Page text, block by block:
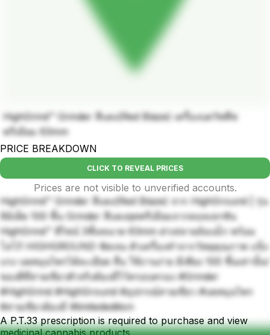
HighGrind™ Grinder สีแดง(Red Blaze) เครื่องบดวัชพืช
พรีเมียม 63mm
PRICE BREAKDOWN
CLICK TO REVEAL PRICES
Prices are not visible to unverified accounts.
HighGrind™ Grinder สีแดง(Red Blaze) จาก HighGround | รุ่น
ลิมิเต็ด 100 ชิ้น Grinder สีแดงสุดพรีเมียมจากคอลเลกชัน
HighGrind™ ดีไซน์ 3ชั้นขนาด 63mm ฝาเท่ลายล้อแม็ก พร้อม
โลโก้ HIGHGROUND ชัดเจน ตัวเครื่องทำจากวัสดุคุณภาพ แข็ง
แรง บดสมุนไพรได้ละเอียด ลื่น ใช้งานง่าย มีเพียง 100 ชิ้นเท่านั้น!
ของดีที่สายเขียวตัวจริงต้องมีไว้ครอบครอง #Grinder
#HighGrind #HighGround #อุปกรณ์สายเขียว #บดสมุนไพร
#สายเขียวต้องมี #limitededition
A P.T.33 prescription is required to purchase and view
medicinal cannabis products